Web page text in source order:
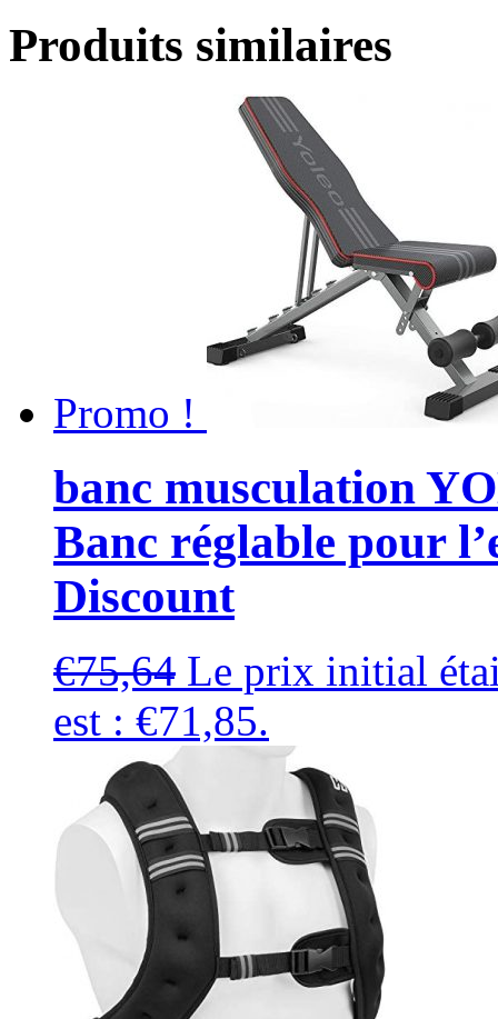
Produits similaires
Promo !
banc musculation
Banc réglable pour
Discount
€75,64 Le prix initial
est : €71,85.